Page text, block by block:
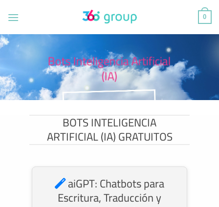
0
Bots Inteligencia Artificial
(IA)
BOTS INTELIGENCIA
ARTIFICIAL (IA) GRATUITOS
aiGPT: Chatbots para
Escritura, Traducción y